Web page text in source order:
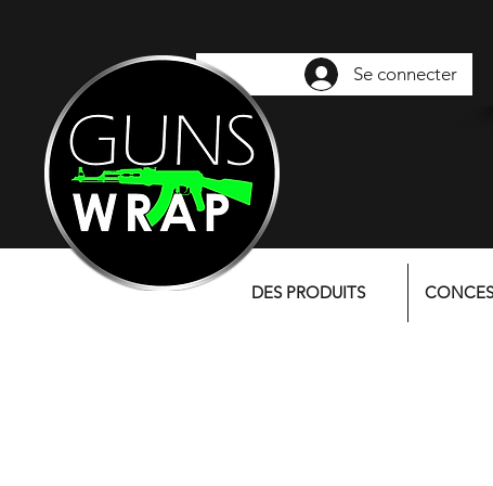
Se connecter
DES PRODUITS